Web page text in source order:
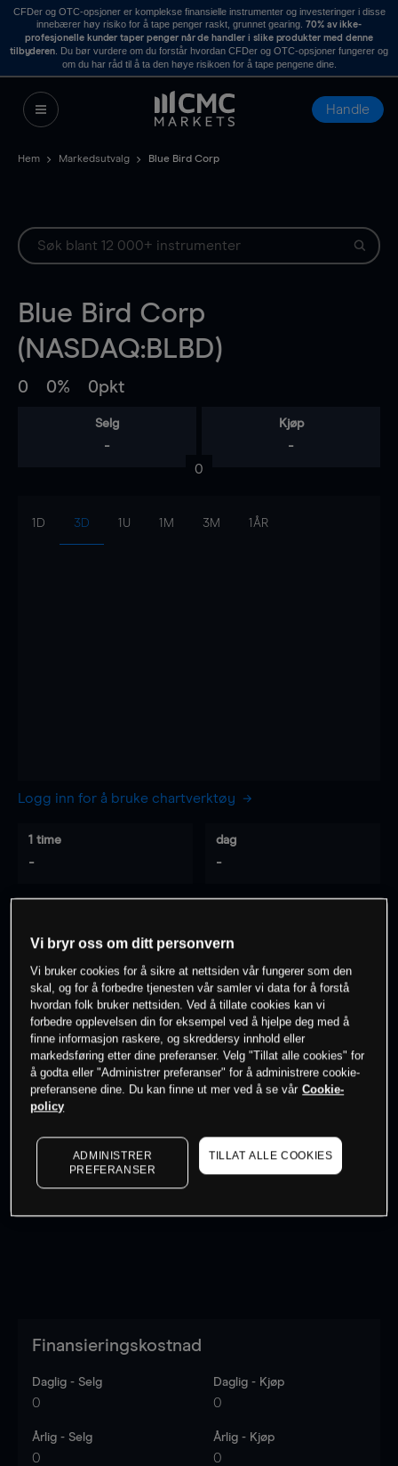
CFDer og OTC-opsjoner er komplekse finansielle instrumenter og investeringer i disse
innebærer høy risiko for å tape penger raskt, grunnet gearing. 70% av ikke-
profesjonelle kunder taper penger når de handler i slike produkter med denne
tilbyderen . Du bør vurdere om du forstår hvordan CFDer og OTC-opsjoner fungerer og
om du har råd til å ta den høye risikoen for å tape pengene dine.
Handle
Hem Markedsutvalg Blue Bird Corp
Blue Bird Corp
(NASDAQ:BLBD)
0 0% 0pkt
Selg
-
Kjøp
-
0
1D 3D 1U 1M 3M 1ÅR
Logg inn for å bruke chartverktøy
1 time
-
dag
-
- -
0% av kunder erpå dette instrumentet
Søk om konto
Kursene er veiledende.Log in
Finansieringskostnad
Daglig - Selg
0
Daglig - Kjøp
0
Årlig - Selg
0
Årlig - Kjøp
0
Vi bryr oss om ditt personvern
Vi bruker cookies for å sikre at nettsiden vår fungerer som den
skal, og for å forbedre tjenesten vår samler vi data for å forstå
hvordan folk bruker nettsiden. Ved å tillate cookies kan vi
forbedre opplevelsen din for eksempel ved å hjelpe deg med å
finne informasjon raskere, og skreddersy innhold eller
markedsføring etter dine preferanser. Velg "Tillat alle cookies" for
å godta eller "Administrer preferanser" for å administrere cookie-
preferansene dine. Du kan finne ut mer ved å se vår Cookie-
policy
ADMINISTRER
PREFERANSER
TILLAT ALLE COOKIES